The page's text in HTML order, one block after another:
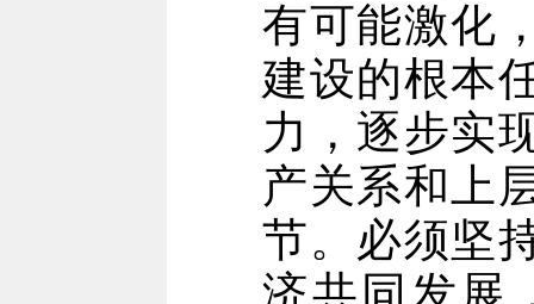
有可能激化
建设的根本
力，逐步实
产关系和上
节。必须坚
济共同发展